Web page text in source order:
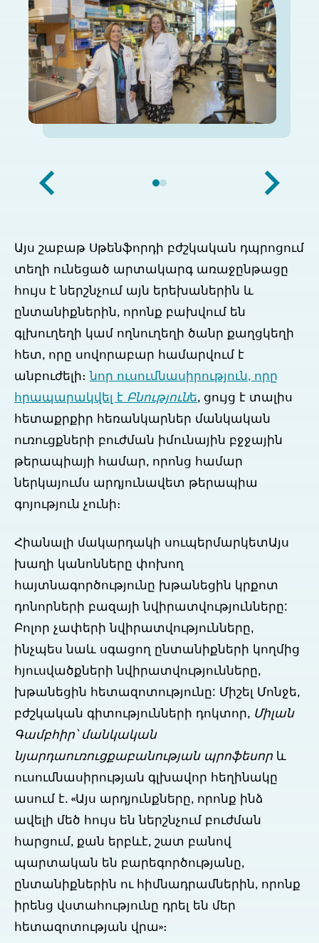
Այս շաբաթ Սթենֆորդի բժշկական դպրոցում
տեղի ունեցած արտակարգ առաջընթացը
հույս է ներշնչում այն երեխաներին և
ընտանիքներին, որոնք բախվում են
գլխուղեղի կամ ողնուղեղի ծանր քաղցկեղի
հետ, որը սովորաբար համարվում է
անբուժելի։ նոր ուսումնասիրություն, որը
հրապարակվել է Բնությունե, ցույց է տալիս
հետաքրքիր հեռանկարներ մանկական
ուռուցքների բուժման իմունային բջջային
թերապիայի համար, որոնց համար
ներկայումս արդյունավետ թերապիա
գոյություն չունի։
Հիանալի մակարդակի սուպերմարկետԱյս
խաղի կանոնները փոխող
հայտնագործությունը խթանեցին կրքոտ
դոնորների բազայի նվիրատվությունները:
Բոլոր չափերի նվիրատվությունները,
ինչպես նաև սգացող ընտանիքների կողմից
հյուսվածքների նվիրատվությունները,
խթանեցին հետազոտությունը: Միշել Մոնջե,
բժշկական գիտությունների դոկտոր, Միլան
Գամբհիր՝ մանկական
նյարդաուռուցքաբանության պրոֆեսոր և
ուսումնասիրության գլխավոր հեղինակը
ասում է. «Այս արդյունքները, որոնք ինձ
ավելի մեծ հույս են ներշնչում բուժման
հարցում, քան երբևէ, շատ բանով
պարտական են բարեգործությանը,
ընտանիքներին ու հիմնադրամներին, որոնք
իրենց վստահությունը դրել են մեր
հետազոտության վրա»։